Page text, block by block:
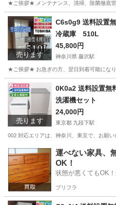
★ご挨拶★ メンテナンス、清掃、除菌徹底
東京 江戸川区 新小岩駅 生活
売ります
C6s0g9 送料設置無料 東芝 自動製氷機能
冷蔵庫 510L
45,800円
神奈川県 藤沢駅
★ご挨拶★ お急ぎの方、翌日到着可能にな
神奈川 藤沢駅 生活家電
売ります
0K0a2 送料設置
洗濯機セット
24,000円
東京都 九段下駅
002 対応エリアは、神奈川、東京で、お願
東京 千代田区 九段下駅 生活
運べない家具、
OK！
状態が悪くてもOK
プリフラ